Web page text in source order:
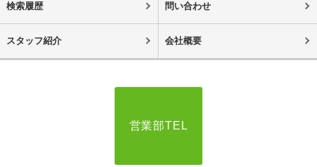
検索履歴 問い合わせ
スタッフ紹介 会社概要
営業部TEL